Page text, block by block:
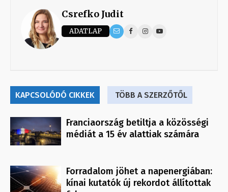
Csrefko Judit
ADATLAP
KAPCSOLÓDÓ CIKKEK TÖBB A SZERZŐTŐL
Franciaország betiltja a közösségi
médiát a 15 év alattiak számára
Forradalom jöhet a napenergiában:
kínai kutatók új rekordot állítottak